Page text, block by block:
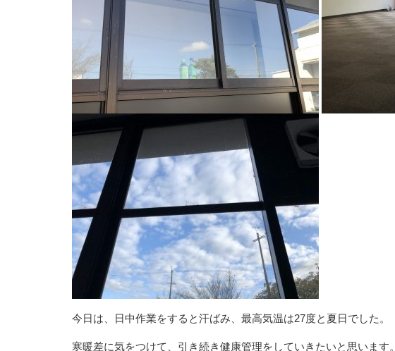
今日は、日中作業をすると汗ばみ、最高気温は27度と夏日でした。
寒暖差に気をつけて、引き続き健康管理をしていきたいと思います。